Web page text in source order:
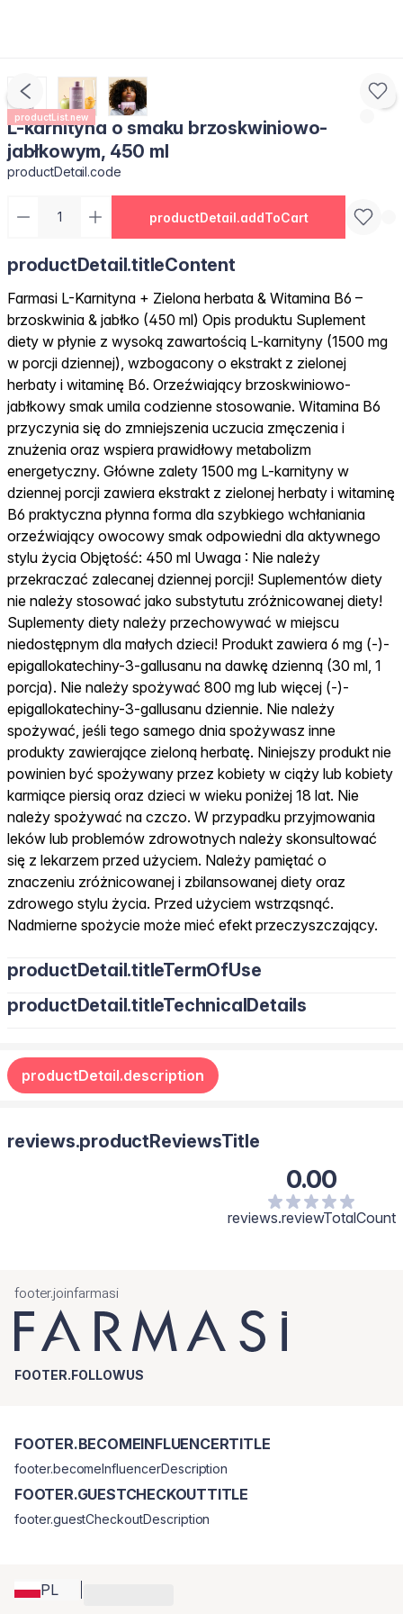
productList.new
L-karnityna o smaku brzoskwiniowo-
jabłkowym, 450 ml
productDetail.code
productDetail.addToCart
productDetail.titleContent
Farmasi L-Karnityna + Zielona herbata & Witamina B6 –
brzoskwinia & jabłko (450 ml) Opis produktu Suplement
diety w płynie z wysoką zawartością L-karnityny (1500 mg
w porcji dziennej), wzbogacony o ekstrakt z zielonej
herbaty i witaminę B6. Orzeźwiający brzoskwiniowo-
jabłkowy smak umila codzienne stosowanie. Witamina B6
przyczynia się do zmniejszenia uczucia zmęczenia i
znużenia oraz wspiera prawidłowy metabolizm
energetyczny. Główne zalety 1500 mg L-karnityny w
dziennej porcji zawiera ekstrakt z zielonej herbaty i witaminę
B6 praktyczna płynna forma dla szybkiego wchłaniania
orzeźwiający owocowy smak odpowiedni dla aktywnego
stylu życia Objętość: 450 ml Uwaga : Nie należy
przekraczać zalecanej dziennej porcji! Suplementów diety
nie należy stosować jako substytutu zróżnicowanej diety!
Suplementy diety należy przechowywać w miejscu
niedostępnym dla małych dzieci! Produkt zawiera 6 mg (-)-
epigallokatechiny-3-gallusanu na dawkę dzienną (30 ml, 1
porcja). Nie należy spożywać 800 mg lub więcej (-)-
epigallokatechiny-3-gallusanu dziennie. Nie należy
spożywać, jeśli tego samego dnia spożywasz inne
produkty zawierające zieloną herbatę. Niniejszy produkt nie
powinien być spożywany przez kobiety w ciąży lub kobiety
karmiące piersią oraz dzieci w wieku poniżej 18 lat. Nie
należy spożywać na czczo. W przypadku przyjmowania
leków lub problemów zdrowotnych należy skonsultować
się z lekarzem przed użyciem. Należy pamiętać o
znaczeniu zróżnicowanej i zbilansowanej diety oraz
zdrowego stylu życia. Przed użyciem wstrząsnąć.
Nadmierne spożycie może mieć efekt przeczyszczający.
productDetail.titleTermOfUse
productDetail.titleTechnicalDetails
karnityna, regulator kwasowości: kwas cytrynowy, ekstrakt z liści
zielonej herbaty (Camellia Sinensis), naturalne aromaty,
substancja konserwująca: sorbinian potasu, substancja
(chlorowodorek pirydoksyny).
productDetail.description
reviews.productReviewsTitle
0.00
reviews.reviewTotalCount
footer.joinfarmasi
FOOTER.FOLLOWUS
PL
FOOTER.BECOMEINFLUENCERTITLE
footer.becomeInfluencerDescription
FOOTER.GUESTCHECKOUTTITLE
footer.guestCheckoutDescription